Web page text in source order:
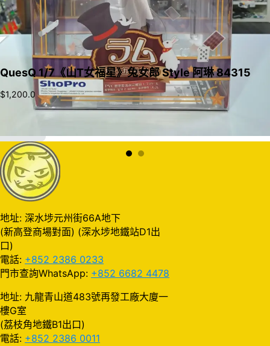
QuesQ 1/7《山T女福星》兔女郎 Style 阿琳 84315
$1,200.0
地址: 深水埗元州街66A地下
(新高登商場對面) (深水埗地鐵站D1出
口)
電話: +852 2386 0233
門市查詢WhatsApp: +852 6682 4478
地址: 九龍青山道483號再發工廠大廈一
樓G室
(荔枝角地鐵B1出口)
電話: +852 2386 0011